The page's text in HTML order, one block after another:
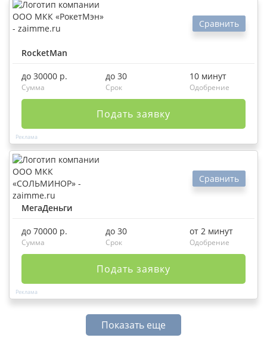
RocketMan
Сравнить
до 30000 р.
Сумма
до 30
Срок
10 минут
Одобрение
Подать заявку
МегаДеньги
Сравнить
до 70000 р.
Сумма
до 30
Срок
от 2 минут
Одобрение
Подать заявку
Показать еще